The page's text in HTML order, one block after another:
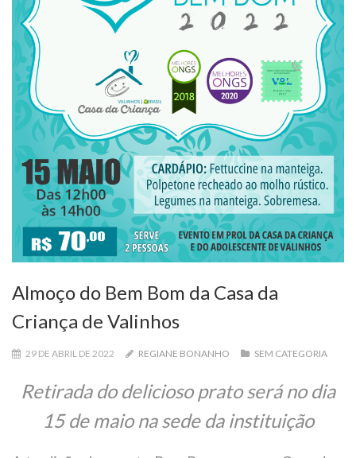
Almoço do Bem Bom da Casa da
Criança de Valinhos
29 DE ABRIL DE 2022 REGIANE BONANHO SEM CATEGORIA
Retirada do delicioso prato será no dia
15 de maio na sede da instituição